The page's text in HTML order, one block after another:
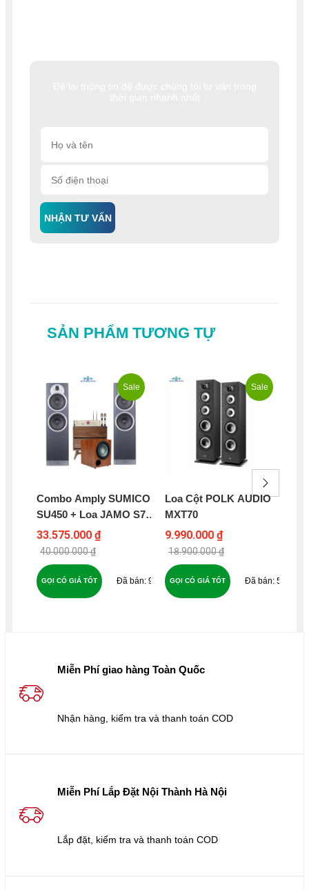
NHẬN TƯ VẤN
SẢN PHẨM TƯƠNG TỰ
Sale
Combo Amply SUMICO
SU450 + Loa JAMO S7-
27F + SUBWOOFER
JAMO C910 - B289
33.575.000 ₫
40.000.000 ₫
91
GỌI CÓ GIÁ TỐT
Sale
Loa Cột POLK AUDIO
MXT70
9.990.000 ₫
18.900.000 ₫
51
GỌI CÓ GIÁ TỐT
Miễn Phí giao hàng Toàn Quốc
Nhận hàng, kiểm tra và thanh toán COD
Miễn Phí Lắp Đặt Nội Thành Hà Nội
Lắp đặt, kiểm tra và thanh toán COD